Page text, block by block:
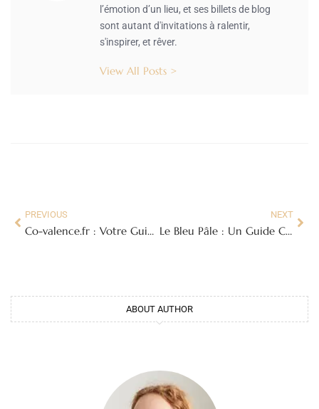
l’émotion d’un lieu, et ses billets de blog
sont autant d'invitations à ralentir,
s'inspirer, et rêver.
View All Posts >
PREVIOUS
Co-valence.fr : Votre Guide Expert pour la Transition Énergétique
NEXT
Le Bleu Pâle : Un Guide Complet pour l’Inspiration, la Décoration et la Créativité
ABOUT AUTHOR